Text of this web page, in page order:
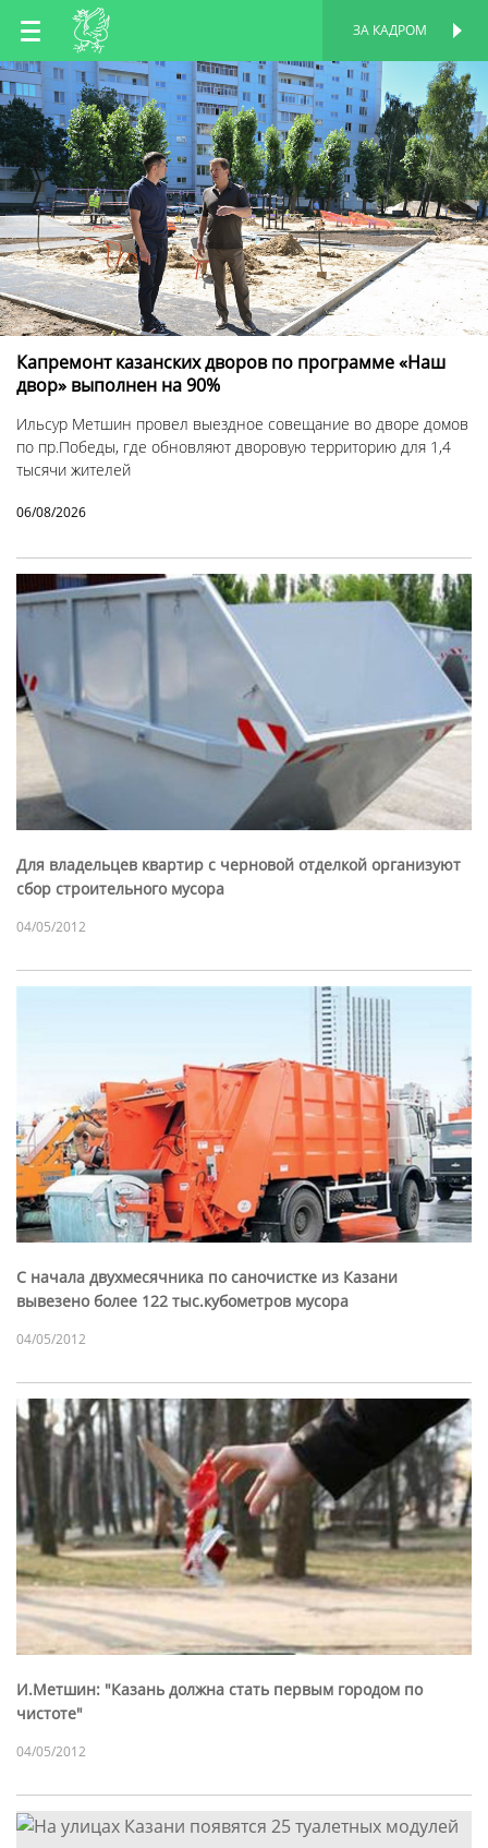
RU
EN
TT
ЗА КАДРОМ
Капремонт казанских дворов по программе «Наш
двор» выполнен на 90%
Ильсур Метшин провел выездное совещание во дворе домов
по пр.Победы, где обновляют дворовую территорию для 1,4
тысячи жителей
06/08/2026
Для владельцев квартир с черновой отделкой организуют
сбор строительного мусора
04/05/2012
С начала двухмесячника по саночистке из Казани
вывезено более 122 тыс.кубометров мусора
04/05/2012
И.Метшин: "Казань должна стать первым городом по
чистоте"
04/05/2012
ПЕРСОНАЛЬНАЯ
СТРАНИЦА